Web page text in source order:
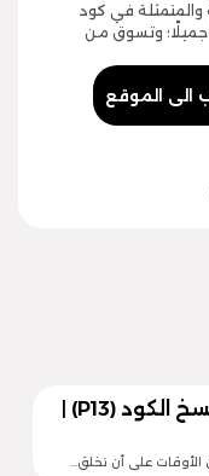
في كود
مكانًا جميلًا؛ وتسوق من
الى الموقع
كود خصم kadi | انسخ الكود (P13) |
الأوقات على أن نخلق…